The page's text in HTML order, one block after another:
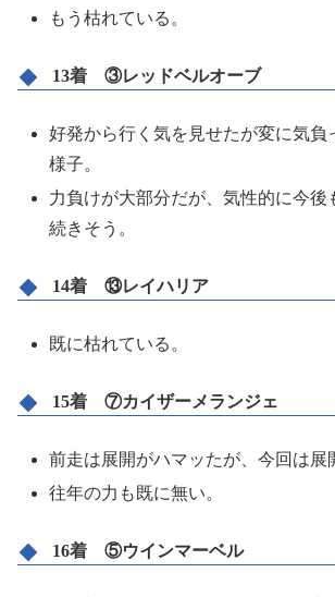
もう枯れている。
13着 ③レッドベルオーブ
好発から行く気を見せたが変に気負
様子。
力負けが大部分だが、気性的に今後
続きそう。
14着 ⑬レイハリア
既に枯れている。
15着 ⑦カイザーメランジェ
前走は展開がハマッたが、今回は展
往年の力も既に無い。
16着 ⑤ウインマーベル